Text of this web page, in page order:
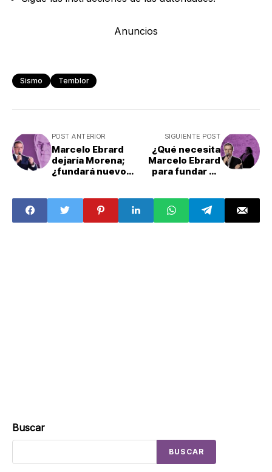
Anuncios
Sismo Temblor
POST ANTERIOR
Marcelo Ebrard
dejaría Morena;
¿fundará nuevo
SIGUIENTE POST
¿Qué necesita
Marcelo Ebrard
para fundar su
Buscar
BUSCAR